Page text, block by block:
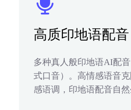
高质印地语配音
多种真人般印地语AI配
式口音）。高情感语音
感语调，印地语配音自然